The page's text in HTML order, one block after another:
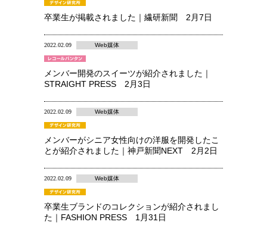
卒業生が掲載されました｜繊研新聞 2月7日
2022.02.09 Web媒体
メンバー開発のスイーツが紹介されました｜
STRAIGHT PRESS 2月3日
2022.02.09 Web媒体
メンバーがシニア女性向けの洋服を開発したこ
とが紹介されました｜神戸新聞NEXT 2月2日
2022.02.09 Web媒体
卒業生ブランドのコレクションが紹介されまし
た｜FASHION PRESS 1月31日